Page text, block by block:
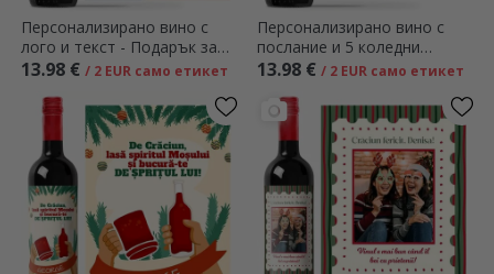
Персонализирано вино с
лого и текст - Подарък за
празниците
13.98 € / 2 EUR само етикет
Персонализирано вино с
послание и 5 коледни
снимки - Весела Коледа!
13.98 € / 2 EUR само етикет